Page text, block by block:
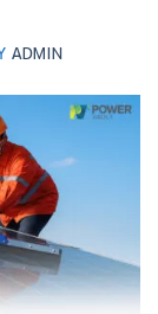
ADMIN